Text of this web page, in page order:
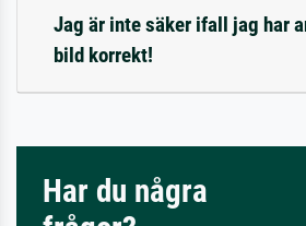
Jag är inte säker ifall jag har
bild korrekt!
Har du några